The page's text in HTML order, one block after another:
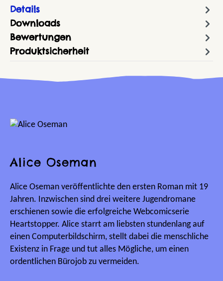
Details
Downloads
Bewertungen
Produktsicherheit
Alice Oseman
Alice Oseman veröffentlichte den ersten Roman mit 19
Jahren. Inzwischen sind drei weitere Jugendromane
erschienen sowie die erfolgreiche Webcomicserie
Heartstopper. Alice starrt am liebsten stundenlang auf
einen Computerbildschirm, stellt dabei die menschliche
Existenz in Frage und tut alles Mögliche, um einen
ordentlichen Bürojob zu vermeiden.